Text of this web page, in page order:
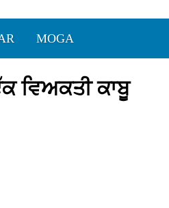
MOGA
ਵਿਅਕਤੀ ਕਾਬੂ